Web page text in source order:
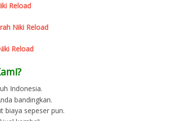
Reload
Niki Reload
Reload
Indonesia.
bandingkan.
biaya sepeser pun.